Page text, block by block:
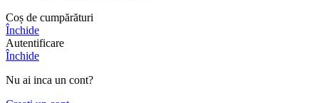
Coș de cumpărături
Închide
Autentificare
Închide
Nu ai inca un cont?